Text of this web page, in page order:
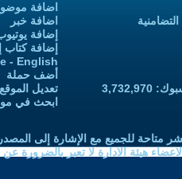
اضافة
اضافة خبر
إضافة
إضافة كتاب
- English
أضف حملة
تعديل
ابحث في
متاحة للجميع مع الإشارة إلى المصدر
هيئة الادارة لا تعبر بالضرورة عن